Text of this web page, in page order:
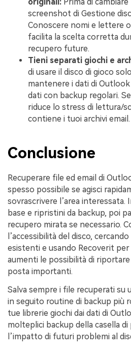
screenshot di Gestione
Conoscere nomi e lettere
facilita la scelta corretta
recupero future.
Tieni separati giochi e
di usare il disco di gioco
mantenere i dati di
dati con backup regolari.
riduce lo stress di lettura/
contiene i tuoi archivi email.
Conclusione
Recuperare file ed email di
spesso possibile se agisci
sovrascrivere l’area interessata.
base e ripristini da backup, poi
recupero mirata se necessario.
l’accessibilità del disco,
esistenti e usando Recoverit
aumenti le possibilità di
posta importanti.
Salva sempre i file recuperati su
in seguito routine di backup più
tue librerie giochi dai dati di
molteplici backup della casella
l’impatto di futuri problemi al